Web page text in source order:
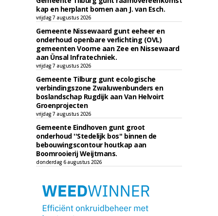
kap en herplant bomen aan J. van Esch.
vrijdag 7 augustus 2026
Gemeente Nissewaard gunt eeheer en
onderhoud openbare verlichting (OVL)
gemeenten Voorne aan Zee en Nissewaard
aan Ünsal Infratechniek.
vrijdag 7 augustus 2026
Gemeente Tilburg gunt ecologische
verbindingszone Zwaluwenbunders en
boslandschap Rugdijk aan Van Helvoirt
Groenprojecten
vrijdag 7 augustus 2026
Gemeente Eindhoven gunt groot
onderhoud ''Stedelijk bos'' binnen de
bebouwingscontour houtkap aan
Boomrooierij Weijtmans.
donderdag 6 augustus 2026